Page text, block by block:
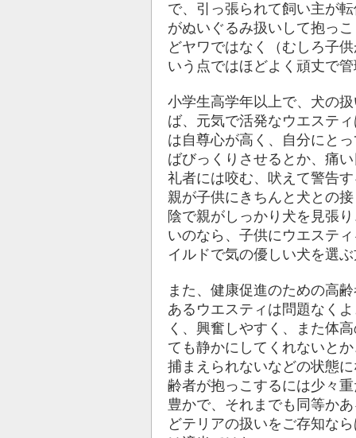
で、引っ張られて飼い主が
がぬいぐるみ扱いして抱っ
どヤワではなく（むしろ子
いう点ではほどよく頑丈で
小学生高学年以上で、犬の
ば、元気で活発なウエステ
は自尊心が高く、自分にと
ばびっくりさせるとか、痛
礼者には咬む、吠えて警告
親が子供にきちんと犬との
陰で親がしっかり犬を見張
いのなら、子供にウエステ
イルドで気の優しい犬を選
また、健康促進のための高
あるウエスティは問題なく
く、興奮しやすく、また体
ても静かにしてくれないと
捕まえられないなどの状態
齢者が抱っこするには少々
豊かで、それまでも同等か
どテリアの扱いをご存知な